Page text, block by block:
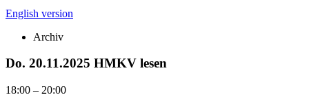
English version
Archiv
Do. 20.11.2025 HMKV lesen
18:00 – 20:00